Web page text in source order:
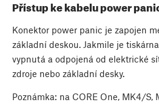
Přístup ke kabelu power
Konektor power panic je zapojen
základní deskou. Jakmile je
vypnutá a odpojená od elektrické
zdroje nebo základní desky.
Poznámka: na CORE One, MK4/S,